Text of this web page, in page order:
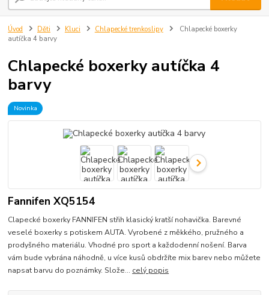
Úvod Děti Kluci Chlapecké trenkoslipy
Chlapecké boxerky
autíčka 4 barvy
Chlapecké boxerky autíčka 4
barvy
Novinka
Fannifen XQ5154
Clapecké boxerky FANNIFEN střih klasický kratší nohavička. Barevné
veselé boxerky s potiskem AUTA. Vyrobené z měkkého, pružného a
prodyšného materiálu. Vhodné pro sport a každodenní nošení. Barva
vám bude vybrána náhodně, u více kusů obdržíte mix barev nebo můžete
napsat barvu do poznámky. Slože... celý popis